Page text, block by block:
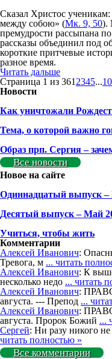
Сказал Христос
между собою» (Мк. 9, 50).
премудрости рассыпана
рассказы объединил под
короткие притчевые
разное время.
Читать дальше
Страница 1 из 361 2345...10
Новости
Как уничтожали
Тема, о которой важно
Образ прп. Сергия –
Все новости
Новое на сайте
Одиннадцатый выпуск
Деcятый выпуск – Май
Учиться, чтобы жить
Комментарии
Алексей Иванович:
Тревога, м ... читать
Алексей Иванович: К
несколько недо ... читать
Алексей Иванович:
августа. --- Препод ...
Алексей Иванович:
августа. Пророк Божий ...
Сергей: Ни разу никого
читать полностью »
Все комментарии